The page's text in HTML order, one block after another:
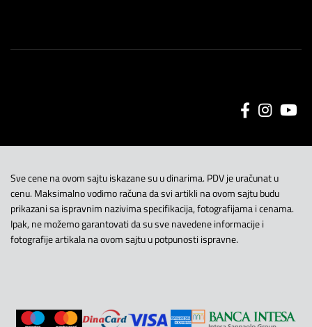
Sve cene na ovom sajtu iskazane su u dinarima. PDV je uračunat u
cenu. Maksimalno vodimo računa da svi artikli na ovom sajtu budu
prikazani sa ispravnim nazivima specifikacija, fotografijama i cenama.
Ipak, ne možemo garantovati da su sve navedene informacije i
fotografije artikala na ovom sajtu u potpunosti ispravne.